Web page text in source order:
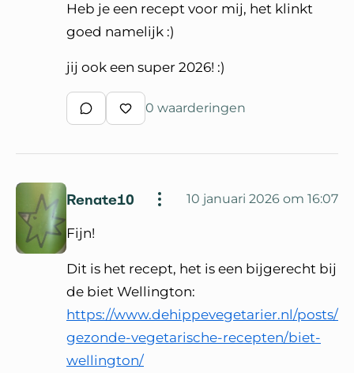
Heb je een recept voor mij, het klinkt
goed namelijk :)
jij ook een super 2026! :)
Schrijf een reactie
Waardeer reactie
0 waarderingen
Renate10 10 januari 2026 om 16:07
Fijn!
Dit is het recept, het is een bijgerecht bij
de biet Wellington:
https://www.dehippevegetarier.nl/posts/
gezonde-vegetarische-recepten/biet-
wellington/